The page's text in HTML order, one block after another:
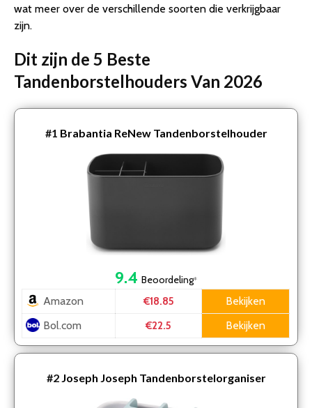
wat meer over de verschillende soorten die verkrijgbaar
zijn.
Dit zijn de 5 Beste
Tandenborstelhouders Van 2026
#1 Brabantia ReNew Tandenborstelhouder
9.4 Beoordeling*
Amazon €18.85
Bekijken
Bol.com
€22.5 Bekijken
#2 Joseph Joseph Tandenborstelorganiser